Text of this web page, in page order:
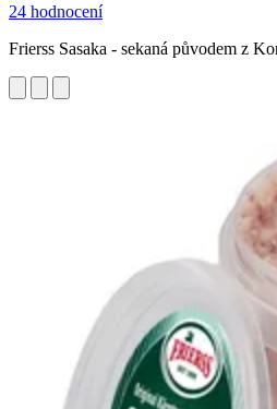
24 hodnocení
Frierss Sasaka - sekaná původem z